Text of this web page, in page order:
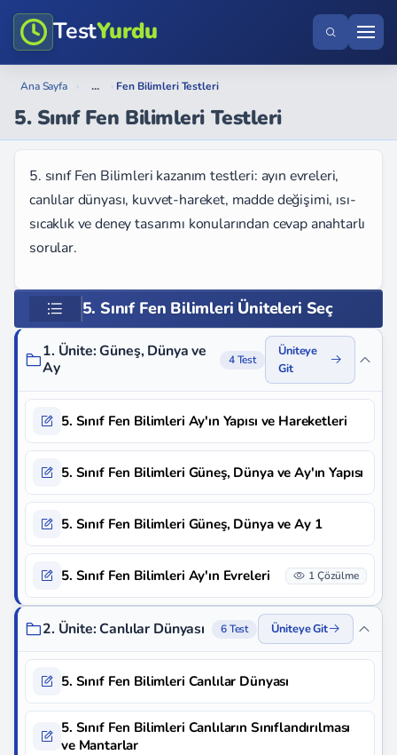
TestYurdu
Ana Sayfa › ... › Fen Bilimleri Testleri
5. Sınıf Fen Bilimleri Testleri
5. sınıf Fen Bilimleri kazanım testleri: ayın evreleri,
canlılar dünyası, kuvvet-hareket, madde değişimi, ısı-
sıcaklık ve deney tasarımı konularından cevap anahtarlı
sorular.
5. Sınıf Fen Bilimleri Üniteleri Seç
1. Ünite: Güneş, Dünya ve
Ay
4 Test
Üniteye
Git
5. Sınıf Fen Bilimleri Ay'ın Yapısı ve Hareketleri
5. Sınıf Fen Bilimleri Güneş, Dünya ve Ay'ın Yapısı
5. Sınıf Fen Bilimleri Güneş, Dünya ve Ay 1
5. Sınıf Fen Bilimleri Ay'ın Evreleri 1 Çözülme
2. Ünite: Canlılar Dünyası 6 Test Üniteye Git
5. Sınıf Fen Bilimleri Canlılar Dünyası
5. Sınıf Fen Bilimleri Canlıların Sınıflandırılması
ve Mantarlar